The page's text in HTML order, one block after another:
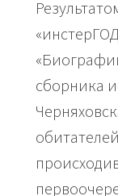
сборника